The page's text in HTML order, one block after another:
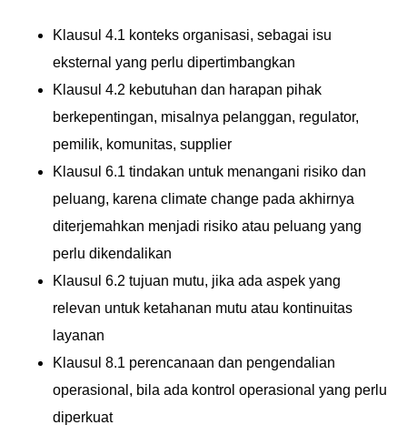
Klausul 4.1 konteks organisasi, sebagai isu
eksternal yang perlu dipertimbangkan
Klausul 4.2 kebutuhan dan harapan pihak
berkepentingan, misalnya pelanggan, regulator,
pemilik, komunitas, supplier
Klausul 6.1 tindakan untuk menangani risiko dan
peluang, karena climate change pada akhirnya
diterjemahkan menjadi risiko atau peluang yang
perlu dikendalikan
Klausul 6.2 tujuan mutu, jika ada aspek yang
relevan untuk ketahanan mutu atau kontinuitas
layanan
Klausul 8.1 perencanaan dan pengendalian
operasional, bila ada kontrol operasional yang perlu
diperkuat